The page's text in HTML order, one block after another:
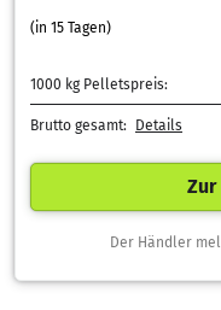
(in 15 Tagen)
1000 kg Pelletspreis:
Brutto gesamt: Details
Der Händler